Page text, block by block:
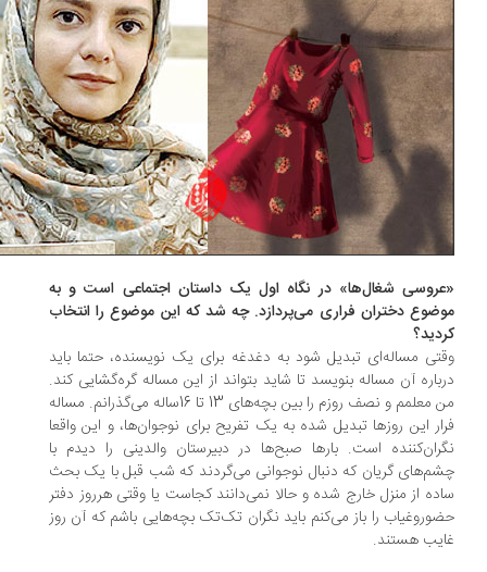
شغال‌ها» در نگاه اول یک داستان اجتماعی است و به
دختران فراری می‌پردازد. چه شد که این موضوع را انتخاب
مساله‌ای تبدیل شود به دغدغه برای یک نویسنده، حتما باید
آن مساله بنویسد تا شاید بتواند از این مساله گره‌گشایی کند.
من معلمم و نصف روزم را بین بچه‌های 13 تا 16ساله می‌گذرانم. مساله
این روزها تبدیل شده به یک تفریح برای نوجوان‌ها، و این واقعا
است. بارها صبح‌ها در دبیرستان والدینی را دیدم با
گریان که دنبال نوجوانی می‌گردند که شب قبل با یک بحث
از منزل خارج شده و حالا نمی‌دانند کجاست یا وقتی هرروز دفتر
را باز می‌کنم باید نگران تک‌تک بچه‌هایی باشم که آن روز
هستند.